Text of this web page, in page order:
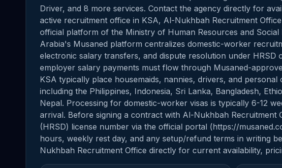
Driver, and 8 more services. Contact the agency directly for
active recruitment office in KSA, Al-Nukhbah Recruitment
official platform of the Ministry of Human Resources and Social
Arabia's Musaned platform centralizes domestic-worker
electronic salary transfers, and dispute resolution under HRSD
employer salary payments must flow through Musaned-
KSA typically place housemaids, nannies, drivers, and
including the Philippines, Indonesia, Sri Lanka, Bangladesh,
Nepal. Processing for domestic-worker visas is typically 6-12
arrival. Before signing a contract with Al-Nukhbah Recruitment
(HRSD) license number via the official portal (https://
hours, weekly rest day, and any setup/refund terms in writing
Nukhbah Recruitment Office directly for current availability,